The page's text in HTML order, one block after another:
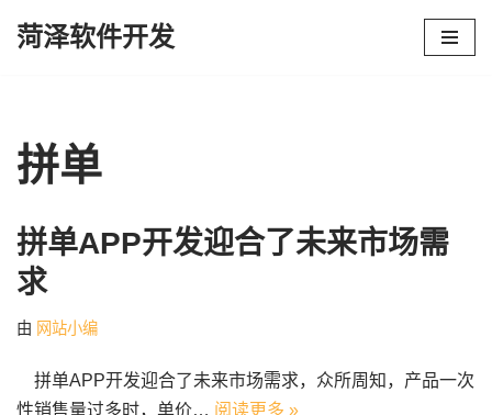
文
菏泽软件开发
拼单
拼单APP开发迎合了未来市场需
求
由 网站小编
拼单APP开发迎合了未来市场需求，众所周知，产品一次
性销售量过多时，单价… 阅读更多 »